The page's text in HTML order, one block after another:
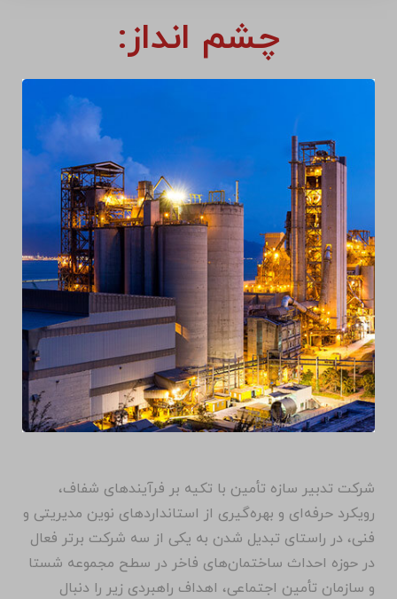
چشم انداز:
شرکت تدبیر سازه تأمین با تکیه بر فرآیندهای شفاف،
رویکرد حرفه‌ای و بهره‌گیری از استانداردهای نوین مدیریتی و
فنی، در راستای تبدیل شدن به یکی از سه شرکت برتر فعال
در حوزه احداث ساختمان‌های فاخر در سطح مجموعه شستا
و سازمان تأمین اجتماعی، اهداف راهبردی زیر را دنبال